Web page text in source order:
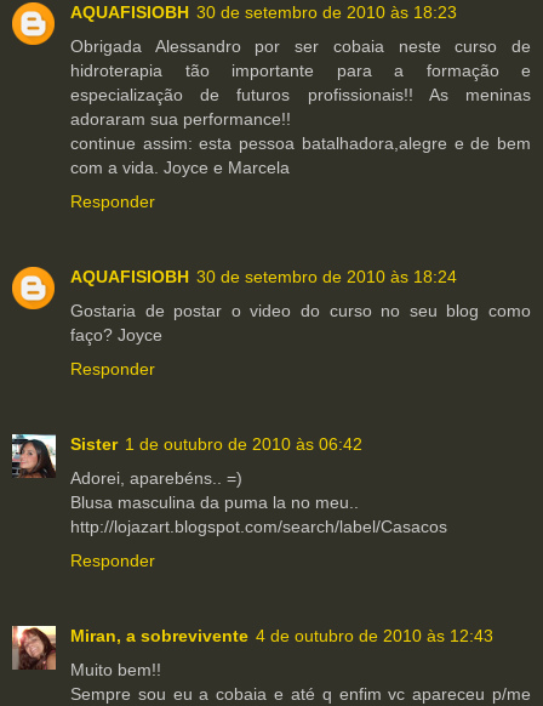
AQUAFISIOBH 30 de setembro de 2010 às 18:23
Obrigada Alessandro por ser cobaia neste curso de
hidroterapia tão importante para a formação e
especialização de futuros profissionais!! As meninas
adoraram sua performance!!
continue assim: esta pessoa batalhadora,alegre e de bem
com a vida. Joyce e Marcela
Responder
AQUAFISIOBH 30 de setembro de 2010 às 18:24
Gostaria de postar o video do curso no seu blog como
faço? Joyce
Responder
Sister 1 de outubro de 2010 às 06:42
Adorei, aparebéns.. =)
Blusa masculina da puma la no meu..
http://lojazart.blogspot.com/search/label/Casacos
Responder
Miran, a sobrevivente 4 de outubro de 2010 às 12:43
Muito bem!!
Sempre sou eu a cobaia e até q enfim vc apareceu p/me